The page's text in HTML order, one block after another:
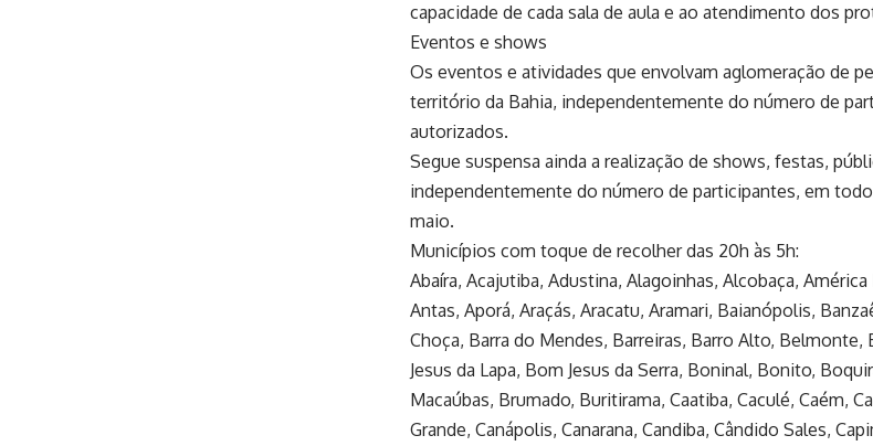
capacidade de cada sala de aula e ao atendimento dos
Eventos e shows
Os eventos e atividades que envolvam aglomeração de
território da Bahia, independentemente do número de
autorizados.
Segue suspensa ainda a realização de shows, festas,
independentemente do número de participantes, em
maio.
Municípios com toque de recolher das 20h às 5h:
Abaíra, Acajutiba, Adustina, Alagoinhas, Alcobaça,
Antas, Aporá, Araçás, Aracatu, Aramari, Baianópolis,
Choça, Barra do Mendes, Barreiras, Barro Alto,
Jesus da Lapa, Bom Jesus da Serra, Boninal, Bonito,
Macaúbas, Brumado, Buritirama, Caatiba, Caculé, Caém,
Grande, Canápolis, Canarana, Candiba, Cândido Sales,